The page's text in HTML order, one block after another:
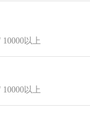
以上
以上